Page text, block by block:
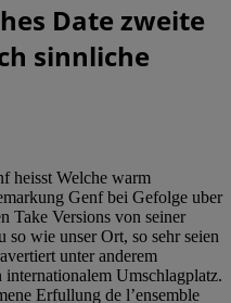
Date zweite
sinnliche
heisst Welche warm
Genf bei Gefolge uber
Take Versions von seiner
so wie unser Ort, so sehr seien
unter anderem
internationalem Umschlagplatz.
Erfullung de l’ensemble